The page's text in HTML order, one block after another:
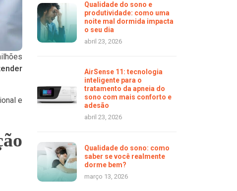
e
Qualidade do sono e
produtividade: como uma
noite mal dormida impacta
o seu dia
abril 23, 2026
AirSense 11: tecnologia
inteligente para o
tratamento da apneia do
sono com mais conforto e
adesão
abril 23, 2026
Qualidade do sono: como
saber se você realmente
dorme bem?
março 13, 2026